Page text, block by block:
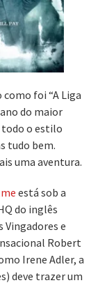
como foi “A Liga
do maior
todo o estilo
tudo bem.
uma aventura.
está sob a
do inglês
e
Robert
Irene Adler, a
deve trazer um